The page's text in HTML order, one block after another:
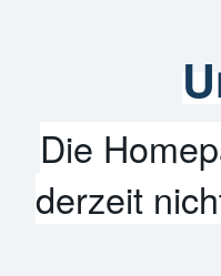
Die
derzeit